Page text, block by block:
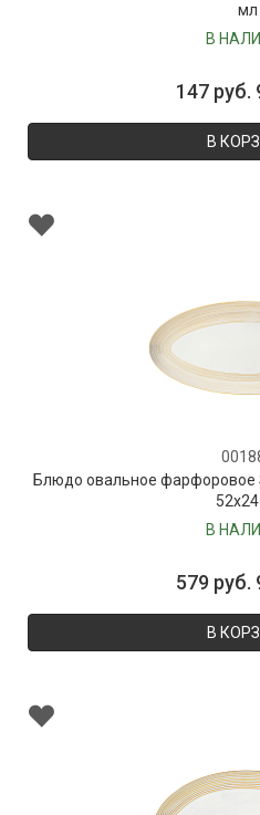
мл
В
147 руб.
В
Блюдо овальное фарфоровое
В
579 руб.
В